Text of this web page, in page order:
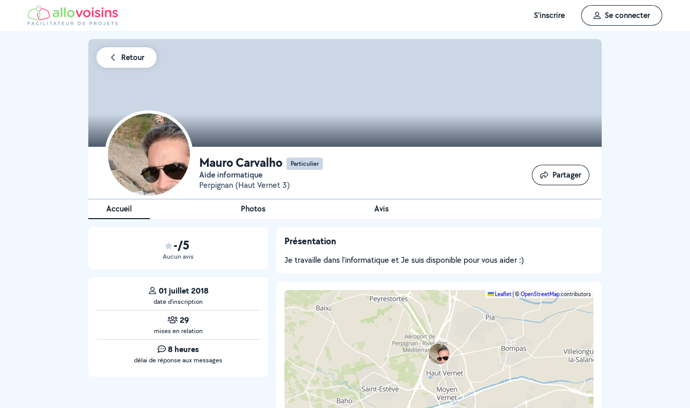
S'inscrire Se connecter
Retour
Mauro Carvalho Particulier
Aide informatique
Perpignan (Haut Vernet 3)
Partager
Partager
Accueil Photos Avis
-/5
Aucun avis
01 juillet 2018
date d’inscription
29
mises en relation
8 heures
délai de réponse aux messages
Présentation
Je travaille dans l'informatique et Je suis disponible pour vous aider :)
Leaflet ©OpenStreetMapcontributors